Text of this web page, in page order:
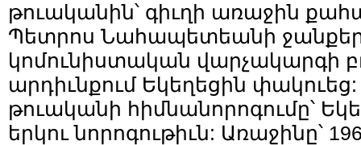
թուականին՝ գիւղի առաջին
Պետրոս Նահապետեանի
կոմունիստական վարչակարգի
արդիւնքում Եկեղեցին փակուեց:
թուականի հիմնանորոգումը՝
երկու նորոգութիւն: Առաջինը՝